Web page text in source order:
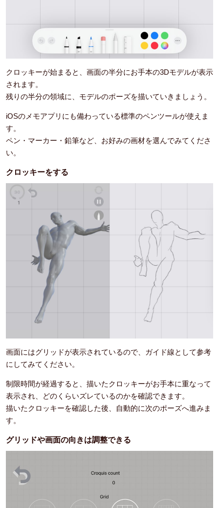
クロッキーが始まると、画面の半分にお手本の3Dモデルが表示
されます。
残りの半分の領域に、モデルのポーズを描いていきましょう。
iOSのメモアプリにも備わっている標準のペンツールが使えま
す。
ペン・マーカー・鉛筆など、お好みの画材を選んでみてくださ
い。
クロッキーをする
画面にはグリッドが表示されているので、ガイド線として参考
にしてみてください。
制限時間が経過すると、描いたクロッキーがお手本に重なって
表示され、どのくらいズレているのかを確認できます。
描いたクロッキーを確認した後、自動的に次のポーズへ進みま
す。
グリッドや画面の向きは調整できる